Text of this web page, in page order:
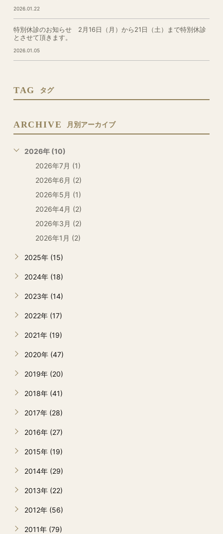
2026.01.22
特別休診のお知らせ 2月16日（月）から21日（土）まで特別休診
とさせて頂きます。
2026.01.05
TAG タグ
ARCHIVE 月別アーカイブ
2026年 (10)
2026年7月 (1)
2026年6月 (2)
2026年5月 (1)
2026年4月 (2)
2026年3月 (2)
2026年1月 (2)
2025年 (15)
2024年 (18)
2023年 (14)
2022年 (17)
2021年 (19)
2020年 (47)
2019年 (20)
2018年 (41)
2017年 (28)
2016年 (27)
2015年 (19)
2014年 (29)
2013年 (22)
2012年 (56)
2011年 (79)